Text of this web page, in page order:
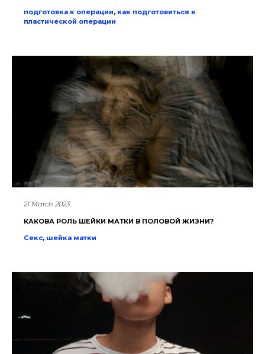
подготовка к операции, как подготовиться к
пластической операции
21 March 2023
КАКОВА РОЛЬ ШЕЙКИ МАТКИ В ПОЛОВОЙ ЖИЗНИ?
Секс, шейка матки